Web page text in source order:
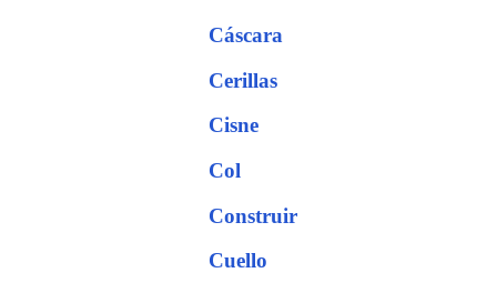
Cáscara
Cerillas
Cisne
Col
Construir
Cuello